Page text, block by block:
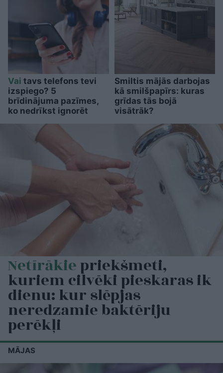
Vai tavs telefons tevi
izspiego? 5
brīdinājuma pazīmes,
ko nedrīkst ignorēt
Smiltis mājās darbojas
kā smilšpapīrs: kuras
grīdas tās bojā
visātrāk?
Netīrākiepriekšmeti,
kuriem cilvēki pieskaras ik
dienu: kur slēpjas
neredzamie baktēriju
perēkļi
MĀJAS